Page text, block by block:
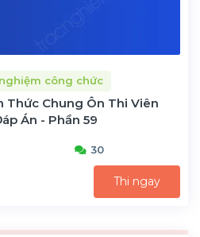
công chức
Thức Chung Ôn Thi Viên
Án - Phần 59
30
Thi ngay